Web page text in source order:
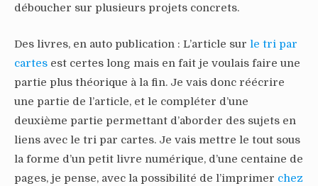
déboucher sur plusieurs projets concrets.
Des livres, en auto publication : L’article sur le tri par
cartes est certes long mais en fait je voulais faire une
partie plus théorique à la fin. Je vais donc réécrire
une partie de l’article, et le compléter d’une
deuxième partie permettant d’aborder des sujets en
liens avec le tri par cartes. Je vais mettre le tout sous
la forme d’un petit livre numérique, d’une centaine de
pages, je pense, avec la possibilité de l’imprimer chez